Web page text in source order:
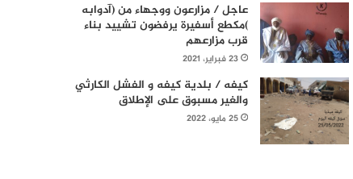
عاجل / مزارعون ووجهاء من (آدوابه
)مكطع أسفيرة يرفضون تشييد بناء
قرب مزارعهم
23 فبراير، 2021
كيفه / بلدية كيفه و الفشل الكارثي
والغير مسبوق على الإطلاق
25 مايو، 2022